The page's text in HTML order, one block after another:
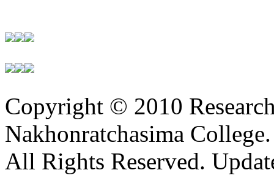
Copyright © 2010
Nakhonratchasima College.
All Rights Reserved.